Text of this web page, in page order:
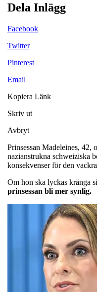
Dela Inlägg
Facebook
Twitter
Pinterest
Email
Kopiera Länk
Skriv ut
Avbryt
Prinsessan Madeleines, 42,
nazianstrukna schweiziska
konsekvenser för den
Om hon ska lyckas kränga
prinsessan bli mer synlig.